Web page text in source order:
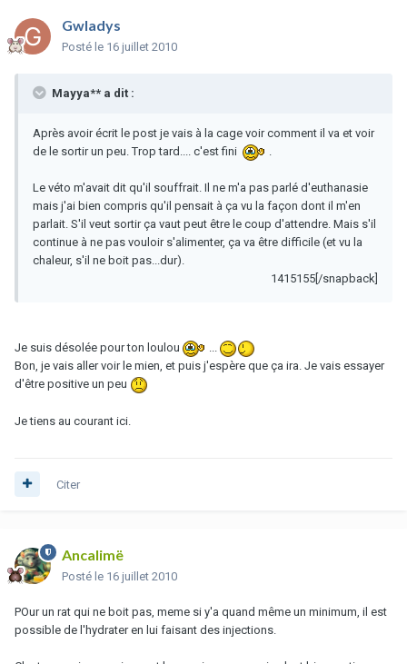
Gwladys
Posté le 16 juillet 2010
Mayya** a dit :
Après avoir écrit le post je vais à la cage voir comment il va et voir
de le sortir un peu. Trop tard.... c'est fini
Le véto m'avait dit qu'il souffrait. Il ne m'a pas parlé d'euthanasie
mais j'ai bien compris qu'il pensait à ça vu la façon dont il m'en
parlait. S'il veut sortir ça vaut peut être le coup d'attendre. Mais s'il
continue à ne pas vouloir s'alimenter, ça va être difficile (et vu la
chaleur, s'il ne boit pas...dur).
1415155[/snapback]
Je suis désolée pour ton loulou
Bon, je vais aller voir le mien, et puis j'espère que ça ira. Je vais essayer
d'être positive un peu
Je tiens au courant ici.
Citer
Ancalimë
Posté le 16 juillet 2010
POur un rat qui ne boit pas, meme si y'a quand même un minimum, il est
possible de l'hydrater en lui faisant des injections.